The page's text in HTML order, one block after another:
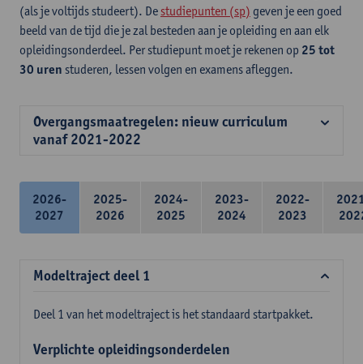
(als je voltijds studeert). De studiepunten (sp) geven je een goed
beeld van de tijd die je zal besteden aan je opleiding en aan elk
opleidingsonderdeel. Per studiepunt moet je rekenen op 25 tot
30 uren studeren, lessen volgen en examens afleggen.
Overgangsmaatregelen: nieuw curriculum
vanaf 2021-2022
2026-
2027
2025-
2026
2024-
2025
2023-
2024
2022-
2023
Modeltraject deel 1
Deel 1 van het modeltraject is het standaard startpakket.
Verplichte opleidingsonderdelen